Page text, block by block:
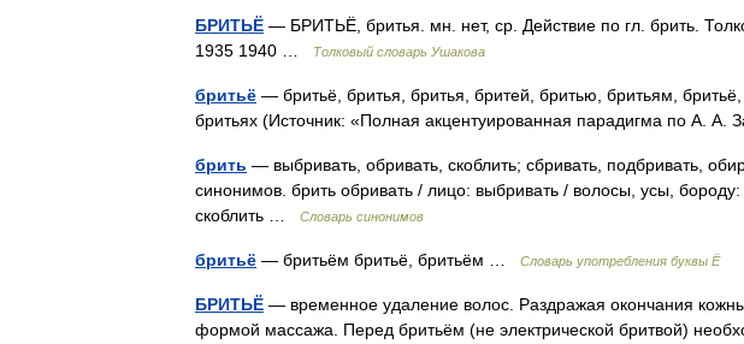
БРИТЬЁ — БРИТЬЁ, бритья. мн. нет, ср. Действие по гл. брить.
1935 1940 …
Толковый словарь Ушакова
бритьё — бритьё, бритья, бритья, бритей, бритью, бритьям,
бритьях (Источник: «Полная акцентуированная парадигма по А. А.
брить — выбривать, обривать, скоблить; сбривать, подбривать,
синонимов. брить обривать / лицо: выбривать / волосы, усы,
скоблить …
Словарь синонимов
бритьё — бритьём бритьё, бритьём … Словарь употребления буквы Ё
БРИТЬЁ — временное удаление волос. Раздражая окончания
формой массажа. Перед бритьём (не электрической бритвой)